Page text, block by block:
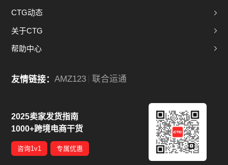
CTG动态
关于CTG
帮助中心
友情链接：AMZ123 联合运通
2025卖家发货指南
1000+跨境电商干货
咨询1v1 专属优惠